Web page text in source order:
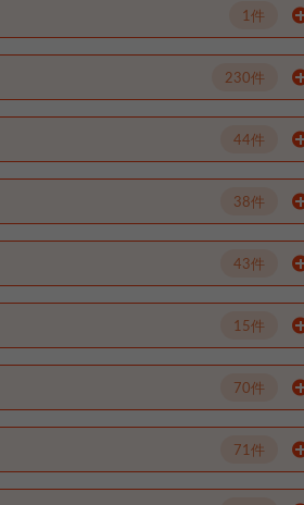
1件
230件
44件
38件
43件
15件
70件
71件